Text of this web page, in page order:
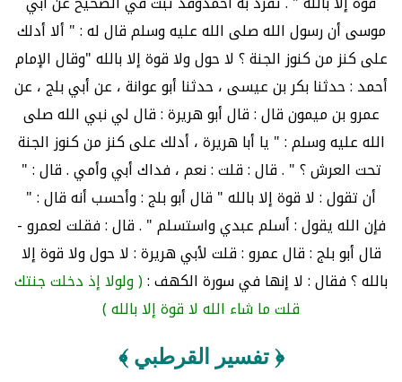
موسى أن رسول الله صلى الله عليه وسلم قال له : " ألا أدلك
على كنز من كنوز الجنة ؟ لا حول ولا قوة إلا بالله "وقال الإمام
أحمد : حدثنا بكر بن عيسى ، حدثنا أبو عوانة ، عن أبي بلج ، عن
عمرو بن ميمون قال : قال أبو هريرة : قال لي نبي الله صلى
الله عليه وسلم : " يا أبا هريرة ، أدلك على كنز من كنوز الجنة
تحت العرش ؟ " . قال : قلت : نعم ، فداك أبي وأمي . قال : "
أن تقول : لا قوة إلا بالله " قال أبو بلج : وأحسب أنه قال : "
فإن الله يقول : أسلم عبدي واستسلم " . قال : فقلت لعمرو -
قال أبو بلج : قال عمرو : قلت لأبي هريرة : لا حول ولا قوة إلا
بالله ؟ فقال : لا إنها في سورة الكهف :( ولولا إذ دخلت جنتك
قلت ما شاء الله لا قوة إلا بالله )
﴿ تفسير القرطبي ﴾